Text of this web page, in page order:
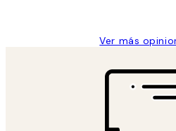
Ver más